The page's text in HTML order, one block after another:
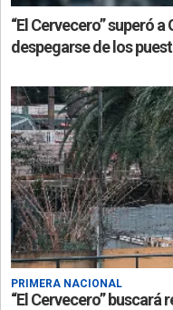
“El Cervecero” superó
despegarse de los
PRIMERA NACIONAL
“El Cervecero”